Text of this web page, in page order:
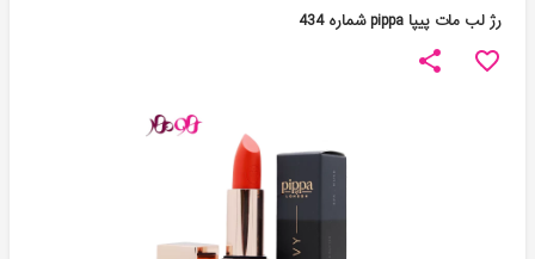
رژ لب مات پیپا pippa شماره 434